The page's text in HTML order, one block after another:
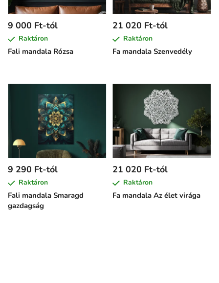
Fali mandala Rózsa
9 000 Ft-tól
Raktáron
Fa mandala Szenvedély
21 020 Ft-tól
Raktáron
Fali mandala Smaragd
gazdagság
9 290 Ft-tól
Raktáron
Fa mandala Az élet virága
21 020 Ft-tól
Raktáron